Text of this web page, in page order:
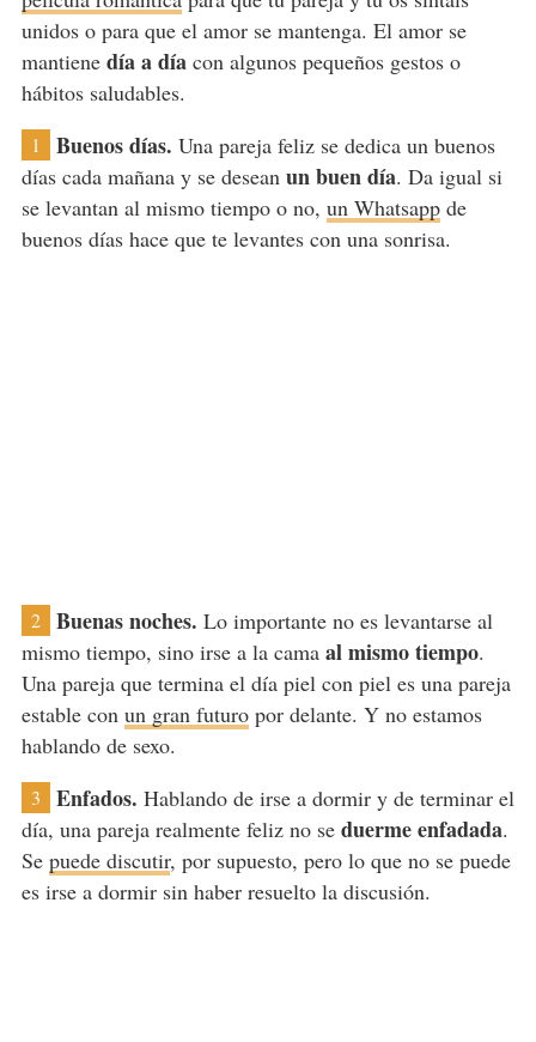
unidos o para que el amor se mantenga. El amor se
mantiene día a díacon algunos pequeños gestos o
hábitos saludables.
1 Buenos días. Una pareja feliz se dedica un buenos
días cada mañana y se desean un buen día. Da igual si
se levantan al mismo tiempo o no, un Whatsappde
buenos días hace que te levantes con una sonrisa.
2 Buenas noches. Lo importante no es levantarse al
mismo tiempo, sino irse a la cama al mismo tiempo.
Una pareja que termina el día piel con piel es una pareja
estable con un gran futuropor delante. Y no estamos
hablando de sexo.
3 Enfados. Hablando de irse a dormir y de terminar el
día, una pareja realmente feliz no se duerme enfadada.
Se puede discutir, por supuesto, pero lo que no se puede
es irse a dormir sin haber resuelto la discusión.